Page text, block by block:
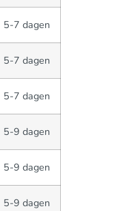
5-7 dagen
5-7 dagen
5-7 dagen
5-9 dagen
5-9 dagen
5-9 dagen